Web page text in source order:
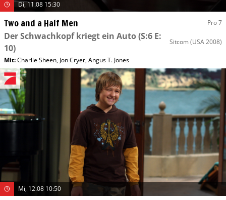
Di, 11.08 15:30
Two and a Half Men Pro 7
Der Schwachkopf kriegt ein Auto(S:6 E:
10)
Sitcom (USA 2008)
Mit:Charlie Sheen, Jon Cryer,Angus T. Jones
Mi, 12.08 10:50